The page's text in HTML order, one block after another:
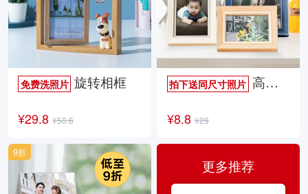
免费洗照片 旋转相框
¥29.8 ¥50.6
拍下送同尺寸照片高档欧式相框
¥8.8 ¥29
9折
更多推荐